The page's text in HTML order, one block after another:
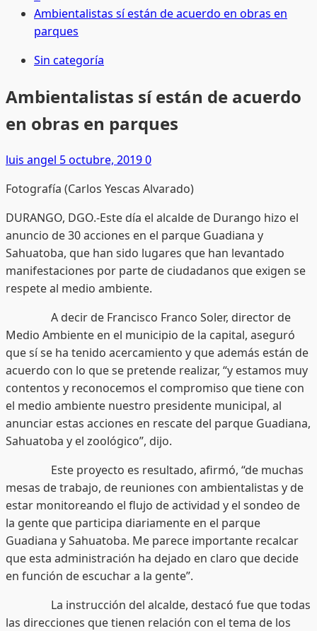
Ambientalistas sí están de acuerdo en obras en
parques
Sin categoría
Ambientalistas sí están de acuerdo
en obras en parques
luis angel 5 octubre, 20190
Fotografía (Carlos Yescas Alvarado)
DURANGO, DGO.-Este día el alcalde de Durango hizo el
anuncio de 30 acciones en el parque Guadiana y
Sahuatoba, que han sido lugares que han levantado
manifestaciones por parte de ciudadanos que exigen se
respete al medio ambiente.
A decir de Francisco Franco Soler, director de
Medio Ambiente en el municipio de la capital, aseguró
que sí se ha tenido acercamiento y que además están de
acuerdo con lo que se pretende realizar, “y estamos muy
contentos y reconocemos el compromiso que tiene con
el medio ambiente nuestro presidente municipal, al
anunciar estas acciones en rescate del parque Guadiana,
Sahuatoba y el zoológico”, dijo.
Este proyecto es resultado, afirmó, “de muchas
mesas de trabajo, de reuniones con ambientalistas y de
estar monitoreando el flujo de actividad y el sondeo de
la gente que participa diariamente en el parque
Guadiana y Sahuatoba. Me parece importante recalcar
que esta administración ha dejado en claro que decide
en función de escuchar a la gente”.
La instrucción del alcalde, destacó fue que todas
las direcciones que tienen relación con el tema de los